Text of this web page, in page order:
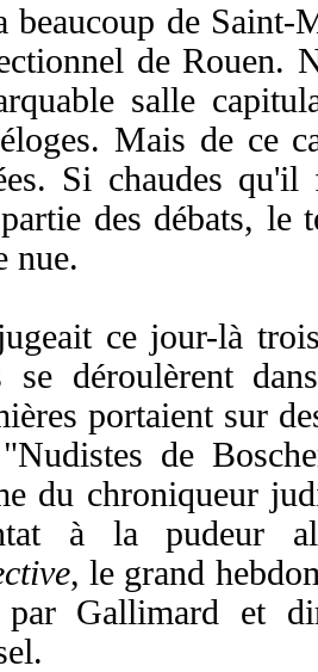
beaucoup de
de Rouen.
salle
Mais de ce
Si chaudes
des débats, le
nue.
ce jour-là
se déroulèrent
portaient sur
de
du chroniqueur
à la pudeur
, le grand
par Gallimard et